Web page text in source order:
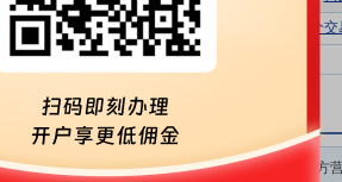
种类型：第一是供销社系统农资公司，如
肥、云天化、泸天化等；第三是部分小型
散，绝大部分农资经营企业存在着经营规
不断演进，以及生产和环保技术要求不断
，行业集中度加速提升。
5290.08 3098.93
连续三个
股) 成交额(万元)
成交额/流通
市值(%)
买方